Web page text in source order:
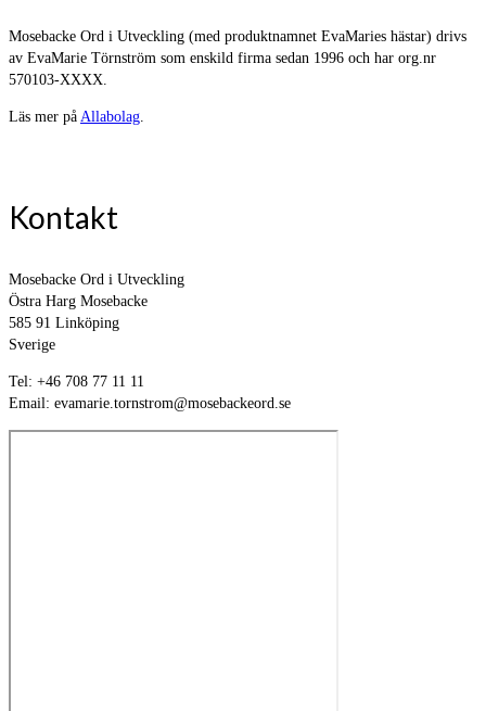
Mosebacke Ord i Utveckling (med produktnamnet EvaMaries hästar) drivs
av EvaMarie Törnström som enskild firma sedan 1996 och har org.nr
570103-XXXX.
Läs mer på Allabolag.
Kontakt
Mosebacke Ord i Utveckling
Östra Harg Mosebacke
585 91 Linköping
Sverige
Tel: +46 708 77 11 11
Email: evamarie.tornstrom@mosebackeord.se